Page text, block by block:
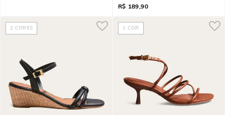
R$ 189,90
2 CORES 1 COR